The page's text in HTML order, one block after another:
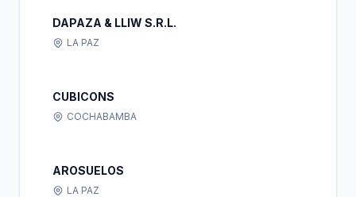
DAPAZA & LLIW S.R.L.
LA PAZ
CUBICONS
COCHABAMBA
AROSUELOS
LA PAZ